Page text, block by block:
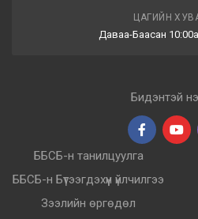
ЦАГИЙН
Даваа-Баасан
Бидэнтэй
ББСБ-н танилцуулга
ББСБ-н Бүтээгдэхүүн үйлчилгээ
Зээлийн өргөдөл